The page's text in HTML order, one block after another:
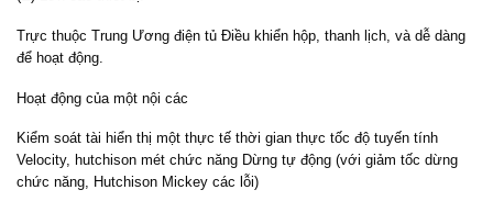
Trực thuộc Trung Ương điện tủ Điều khiển hộp, thanh lịch, và dễ dàng
để hoạt động.
Hoạt động của một nội các
Kiểm soát tài hiển thị một thực tế thời gian thực tốc độ tuyến tính
Velocity, hutchison mét chức năng Dừng tự động (với giảm tốc dừng
chức năng, Hutchison Mickey các lỗi)